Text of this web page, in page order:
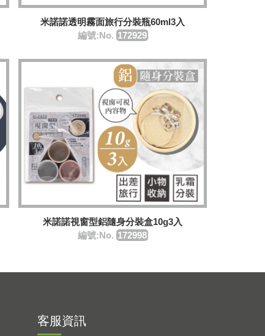
米諾諾透明霧面旅行分裝瓶60ml3入
編號:No. 172929
米諾諾視窗型鋁隨身分裝盒10g3入
編號:No. 172998
客服資訊